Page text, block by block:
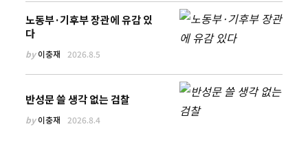
노동부·기후부 장관에 유감 있
다
by이충재 2026.8.5
반성문 쓸 생각 없는 검찰
by이충재 2026.8.4